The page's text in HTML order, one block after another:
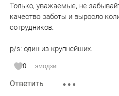
Только, уважаемые, не
качество работы и выросло
сотрудников.
p/s: один из крупнейших.
0 эмодзи
Ответить